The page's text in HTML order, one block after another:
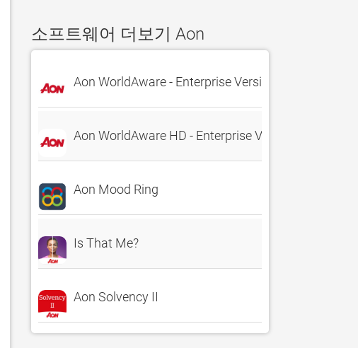
소프트웨어 더보기 Aon
Aon WorldAware - Enterprise Version
Aon WorldAware HD - Enterprise Version
Aon Mood Ring
Is That Me?
Aon Solvency II